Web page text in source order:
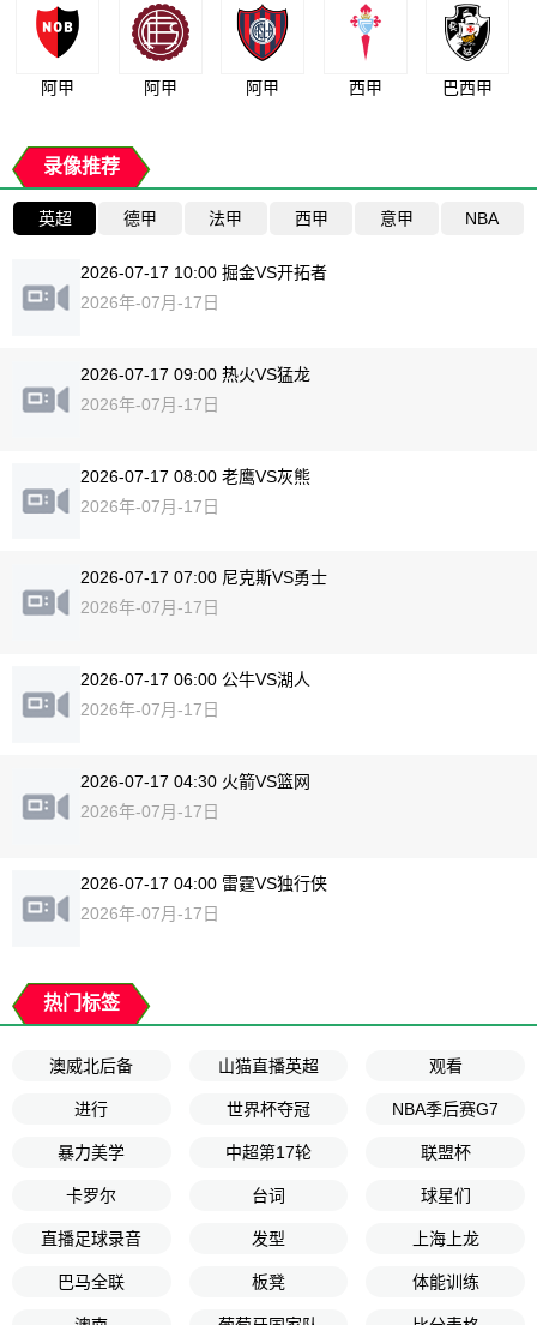
阿甲 阿甲 阿甲 西甲 巴西甲
录像推荐
英超 德甲 法甲 西甲 意甲 NBA
2026-07-17 10:00 掘金VS开拓者
2026年-07月-17日
2026-07-17 09:00 热火VS猛龙
2026年-07月-17日
2026-07-17 08:00 老鹰VS灰熊
2026年-07月-17日
2026-07-17 07:00 尼克斯VS勇士
2026年-07月-17日
2026-07-17 06:00 公牛VS湖人
2026年-07月-17日
2026-07-17 04:30 火箭VS篮网
2026年-07月-17日
2026-07-17 04:00 雷霆VS独行侠
2026年-07月-17日
热门标签
澳威北后备 山猫直播英超 观看
进行 世界杯夺冠 NBA季后赛G7
暴力美学 中超第17轮 联盟杯
卡罗尔 台词 球星们
直播足球录音 发型 上海上龙
巴马全联 板凳 体能训练